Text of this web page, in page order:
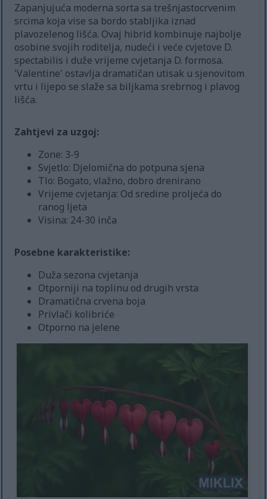
Zapanjujuća moderna sorta sa trešnjastocrvenim
srcima koja vise sa bordo stabljika iznad
plavozelenog lišća. Ovaj hibrid kombinuje najbolje
osobine svojih roditelja, nudeći i veće cvjetove D.
spectabilis i duže vrijeme cvjetanja D. formosa.
'Valentine' ostavlja dramatičan utisak u sjenovitom
vrtu i lijepo se slaže sa biljkama srebrnog i plavog
lišća.
Zahtjevi za uzgoj:
Zone: 3-9
Svjetlo: Djelomična do potpuna sjena
Tlo: Bogato, vlažno, dobro drenirano
Vrijeme cvjetanja: Od sredine proljeća do
ranog ljeta
Visina: 24-30 inča
Posebne karakteristike:
Duža sezona cvjetanja
Otporniji na toplinu od drugih vrsta
Dramatična crvena boja
Privlači kolibriće
Otporno na jelene